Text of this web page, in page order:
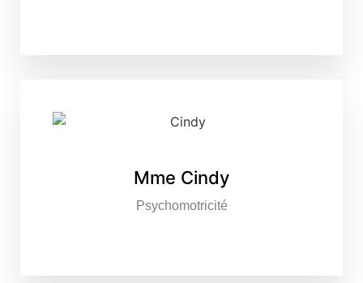
Mme Cindy
Psychomotricité